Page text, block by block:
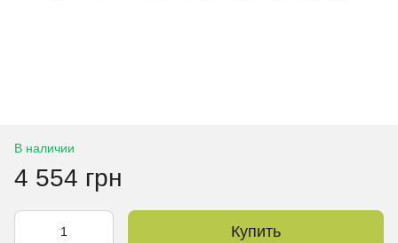
В наличии
4 554 грн
Купить